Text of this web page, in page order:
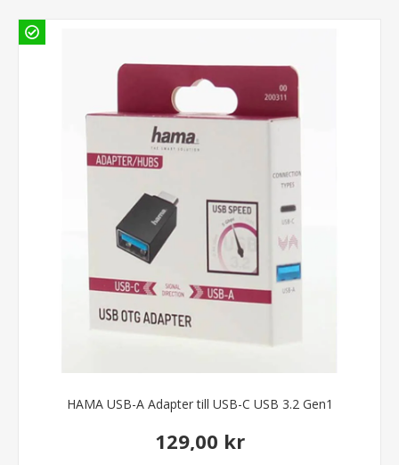
HAMA USB-A Adapter till USB-C USB 3.2 Gen1
129,00 kr